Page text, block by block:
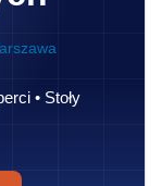
• Stoły